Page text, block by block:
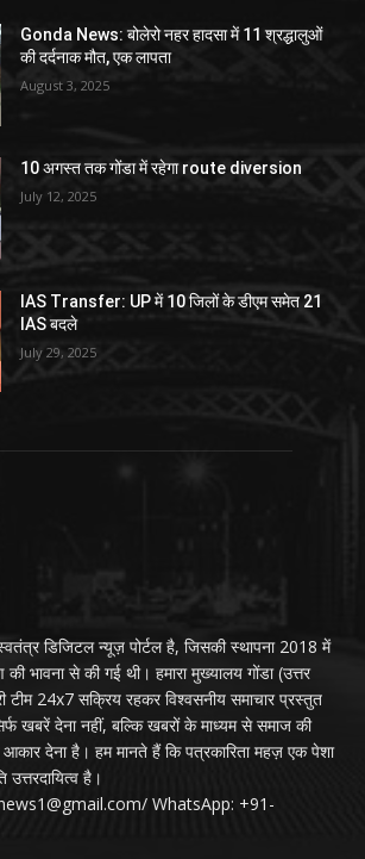
Gonda News: बोलेरो नहर हादसा में 11 श्रद्धालुओं
की दर्दनाक मौत, एक लापता
August 3, 2025
10 अगस्त तक गोंडा में रहेगा route diversion
July 12, 2025
IAS Transfer: UP में 10 जिलों के डीएम समेत 21
IAS बदले
July 29, 2025
डिजिटल न्यूज़ पोर्टल है, जिसकी स्थापना 2018 में
भावना से की गई थी। हमारा मुख्यालय गोंडा (उत्तर
टीम 24x7 सक्रिय रहकर विश्वसनीय समाचार प्रस्तुत
खबरें देना नहीं, बल्कि खबरों के माध्यम से समाज की
देना है। हम मानते हैं कि पत्रकारिता महज़ एक पेशा
है।
WhatsApp: +91-